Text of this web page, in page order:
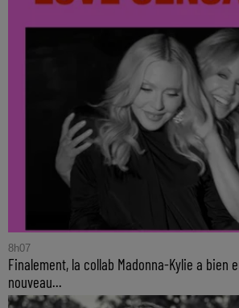
8h07
Finalement, la collab Madonna-Kylie a bien
nouveau...